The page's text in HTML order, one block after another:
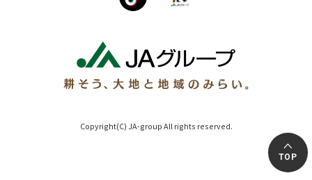
Copyright(C) JA-group All rights reserved.
TOP